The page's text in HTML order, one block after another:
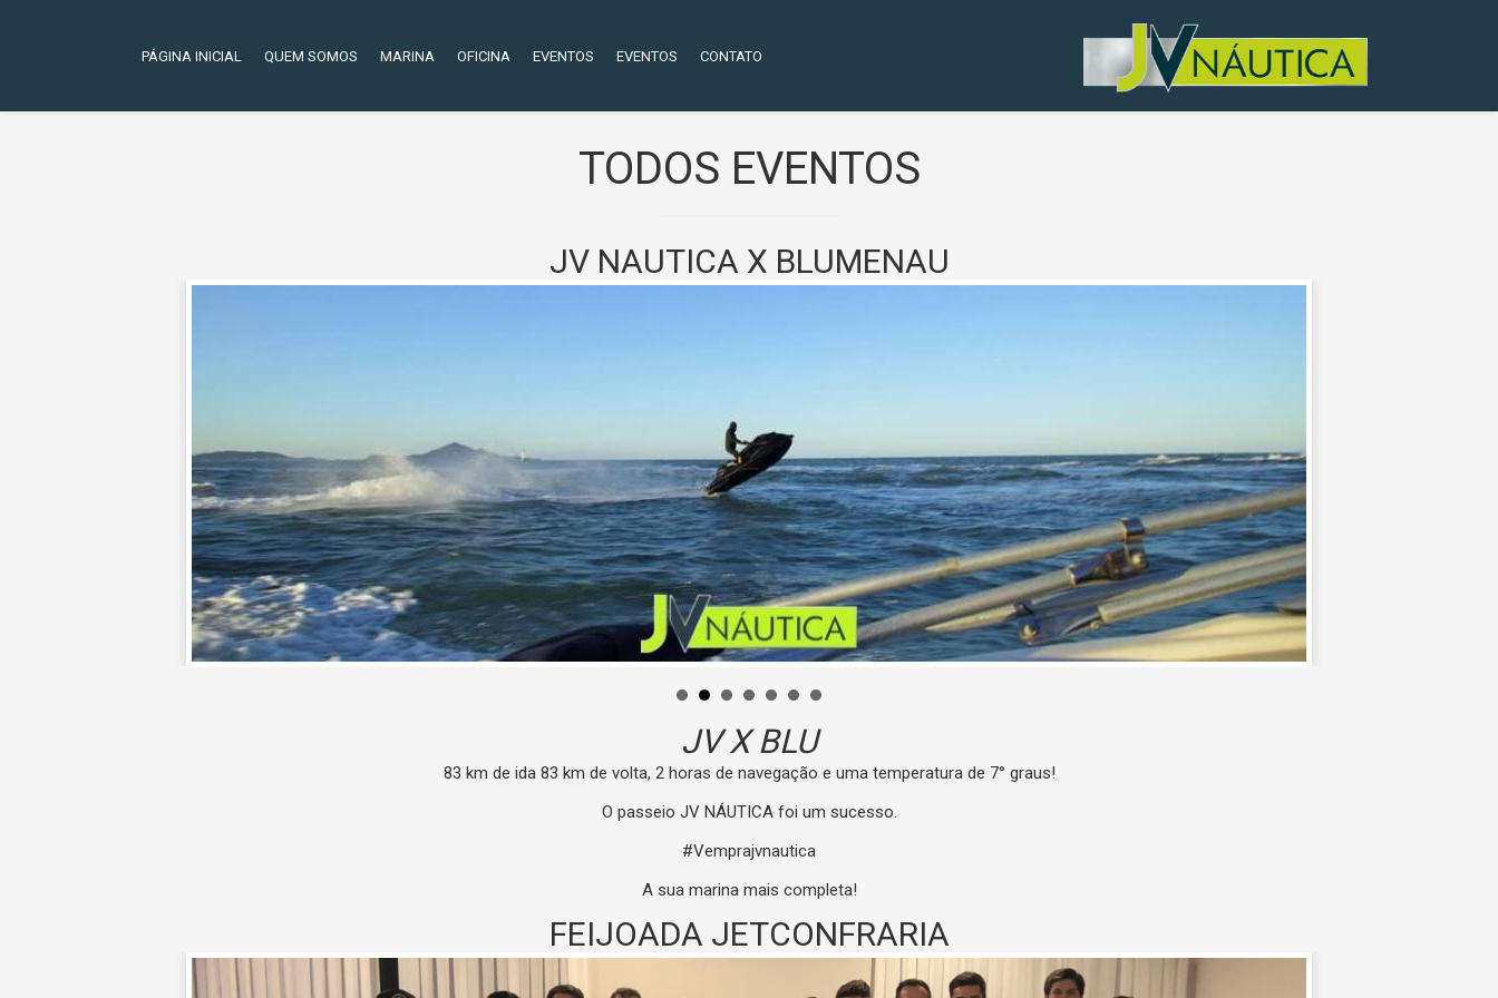
PÁGINA INICIAL QUEM SOMOS MARINA OFICINA EVENTOS EVENTOS CONTATO
TODOS EVENTOS
JV NAUTICA X BLUMENAU
JV X BLU
83 km de ida 83 km de volta, 2 horas de navegação e uma temperatura de 7° graus!
O passeio JV NÁUTICA foi um sucesso.
#Vemprajvnautica
A sua marina mais completa!
FEIJOADA JETCONFRARIA